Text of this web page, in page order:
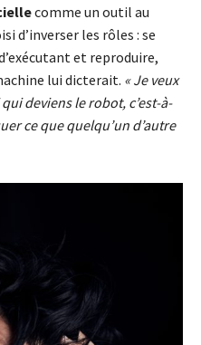
comme un outil au
d’inverser les rôles : se
et reproduire,
lui dicterait. « Je veux
deviens le robot, c’est-à-
ce que quelqu’un d’autre